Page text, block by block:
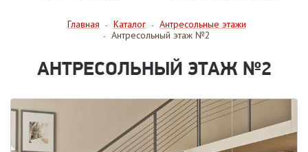
Главная - Каталог - Антресольные этажи
- Антресольный этаж №2
АНТРЕСОЛЬНЫЙ ЭТАЖ №2